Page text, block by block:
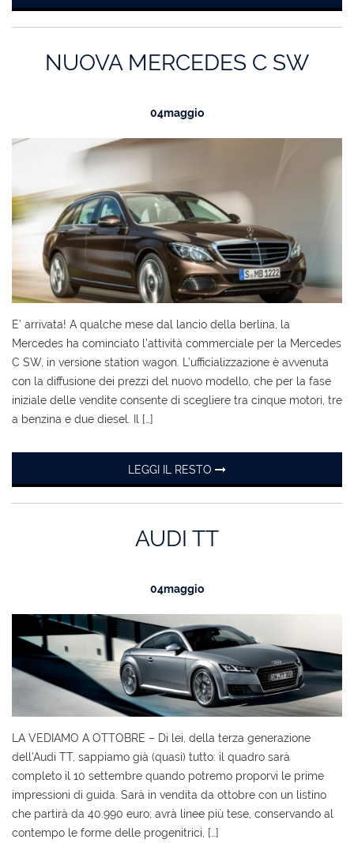
NUOVA MERCEDES C SW
04maggio
E’ arrivata! A qualche mese dal lancio della berlina, la
Mercedes ha cominciato l’attività commerciale per la Mercedes
C SW, in versione station wagon. L’ufficializzazione è avvenuta
con la diffusione dei prezzi del nuovo modello, che per la fase
iniziale delle vendite consente di scegliere tra cinque motori, tre
a benzina e due diesel. Il […]
LEGGI IL RESTO
AUDI TT
04maggio
LA VEDIAMO A OTTOBRE – Di lei, della terza generazione
dell’Audi TT, sappiamo già (quasi) tutto: il quadro sarà
completo il 10 settembre quando potremo proporvi le prime
impressioni di guida. Sarà in vendita da ottobre con un listino
che partirà da 40.990 euro; avrà linee più tese, conservando al
contempo le forme delle progenitrici, […]